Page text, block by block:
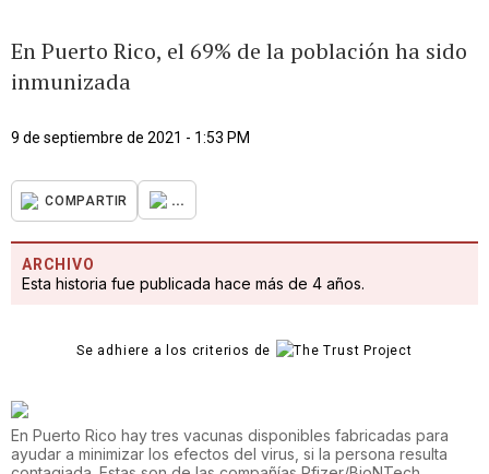
En Puerto Rico, el 69% de la población ha sido
inmunizada
9 de septiembre de 2021 - 1:53 PM
COMPARTIR ...
ARCHIVO
Esta historia fue publicada hace más de 4 años.
Se adhiere a los criterios de
En Puerto Rico hay tres vacunas disponibles fabricadas para
ayudar a minimizar los efectos del virus, si la persona resulta